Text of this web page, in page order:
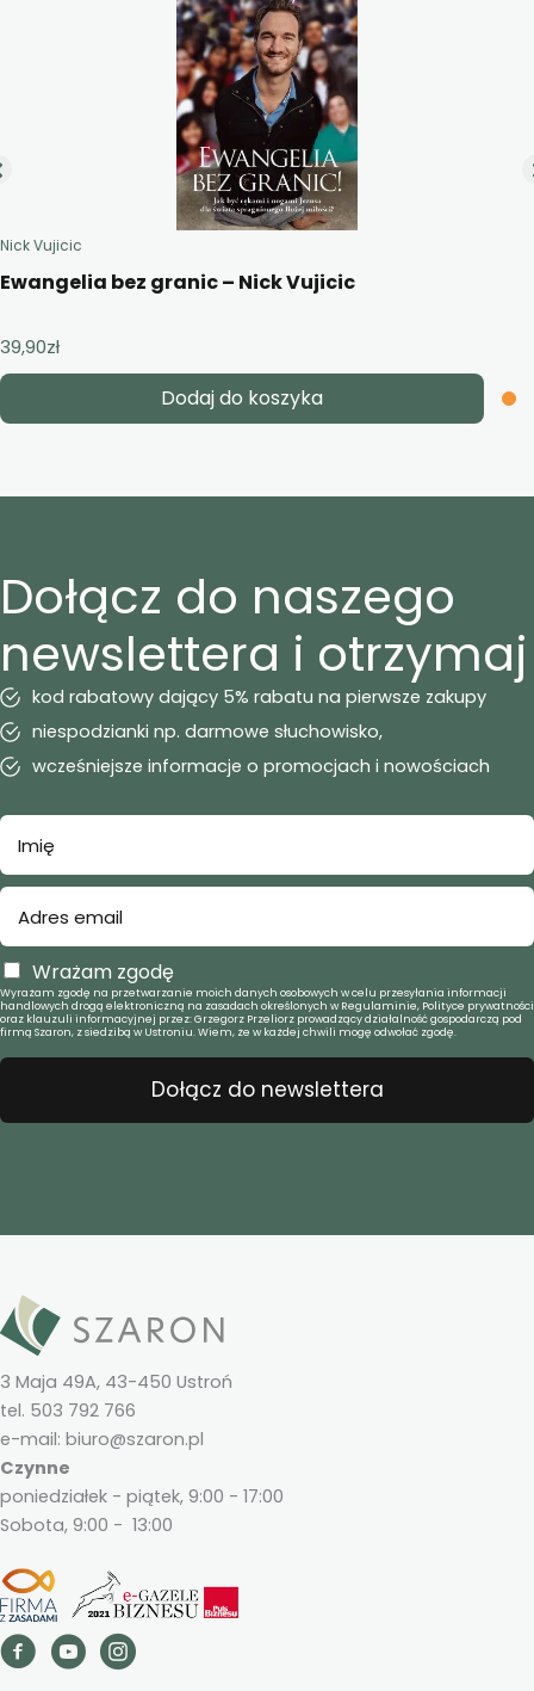
Nick Vujicic
Ewangelia bez granic – Nick Vujicic
39,90zł
Dodaj do koszyka
Dołącz do naszego
newslettera i otrzymaj
kod rabatowy dający 5% rabatu na pierwsze zakupy
niespodzianki np. darmowe słuchowisko,
wcześniejsze informacje o promocjach i nowościach
Wrażam zgodę
Wyrażam zgodę na przetwarzanie moich danych osobowych w celu przesyłania informacji
handlowych drogą elektroniczną na zasadach określonych w Regulaminie, Polityce prywatności
oraz klauzuli informacyjnej przez: Grzegorz Przeliorz prowadzący działalność gospodarczą pod
firmą Szaron, z siedzibą w Ustroniu. Wiem, że w każdej chwili mogę odwołać zgodę.
Dołącz do newslettera
3 Maja 49A, 43-450 Ustroń
tel. 503 792 766
e-mail: biuro@szaron.pl
Czynne
poniedziałek - piątek, 9:00 - 17:00
Sobota, 9:00 - 13:00